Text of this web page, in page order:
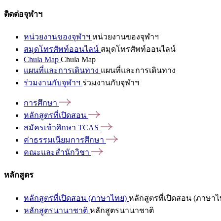
ติดต่อจุฬาฯ
หน่วยงานของจุฬาฯ หน่วยงานของจุฬาฯ
สมุดโทรศัพท์ออนไลน์ สมุดโทรศัพท์ออนไลน์
Chula Map Chula Map
แผนที่และการเดินทาง แผนที่และการเดินทาง
ร่วมงานกับจุฬาฯ ร่วมงานกับจุฬาฯ
การศึกษา
หลักสูตรที่เปิดสอน
สมัครเข้าศึกษา TCAS
ค่าธรรมเนียมการศึกษา
คณะและสำนักวิชา
หลักสูตร
หลักสูตรที่เปิดสอน (ภาษาไทย) หลักสูตรที่เปิดสอน (ภาษาไ
หลักสูตรนานาชาติ หลักสูตรนานาชาติ